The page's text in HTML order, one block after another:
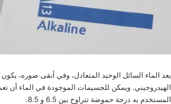
الهيدروجيني. ويمكن للجسيمات الموجودة في الماء أن
المستخدم به درجة حموضة تتراوح بين 6.5 و 8.5.